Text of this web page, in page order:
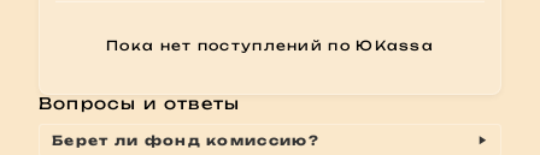
Пока нет поступлений по ЮKassa
Вопросы и ответы
Берет ли фонд комиссию?